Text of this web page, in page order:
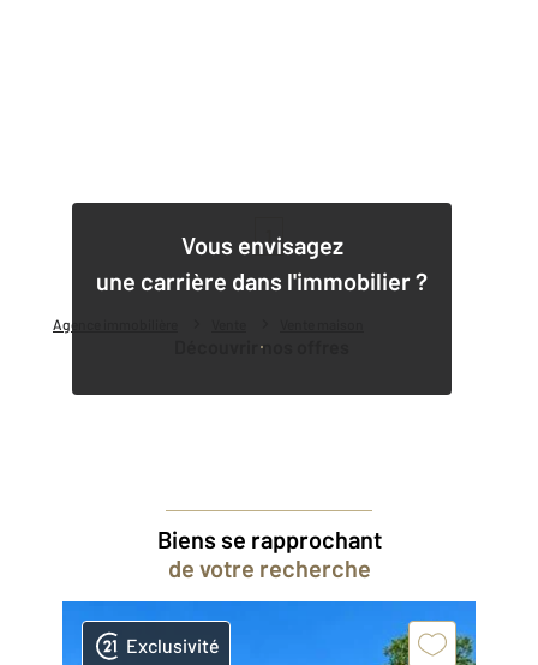
Agence immobilière
Vous envisagez
une carrière dans l'immobilier ?
Découvrir nos offres
Biens se rapprochant
de votre recherche
Exclusivité